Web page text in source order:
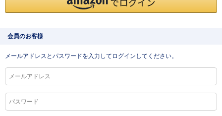
会員のお客様
メールアドレスとパスワードを入力してログインしてください。